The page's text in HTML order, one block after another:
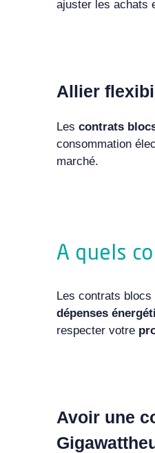
ajuster les achats
Allier
Les contrats
consommation
marché.
A quels
Les contrats blocs
dépenses
respecter votre
Avoir une